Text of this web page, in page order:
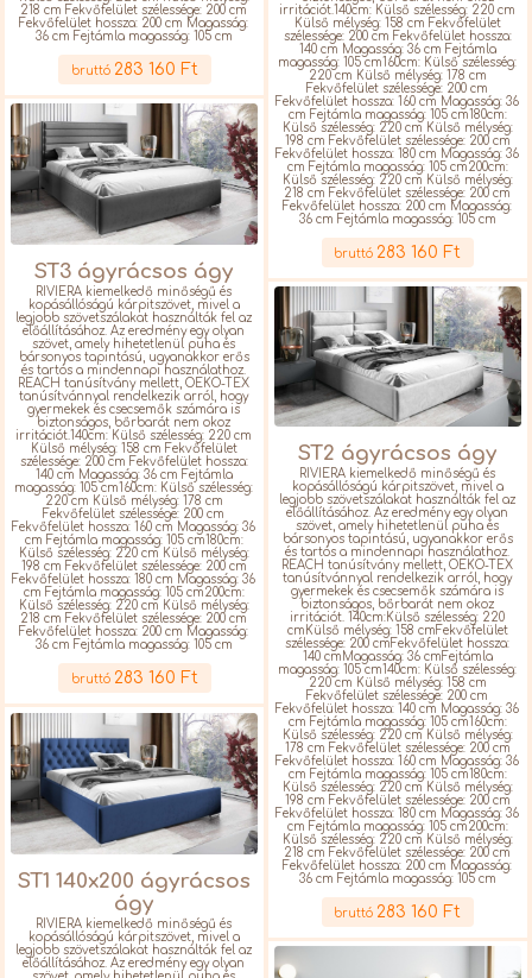
218 cm Fekvőfelület szélessége: 200 cm
Fekvőfelület hossza: 200 cm Magasság:
36 cm Fejtámla magasság: 105 cm
Részletek
bruttó 283 160 Ft
irritációt.140cm: Külső szélesség: 220 cm
Külső mélység: 158 cm Fekvőfelület
szélessége: 200 cm Fekvőfelület hossza:
140 cm Magasság: 36 cm Fejtámla
magasság: 105 cm160cm: Külső szélesség:
220 cm Külső mélység: 178 cm
Fekvőfelület szélessége: 200 cm
Fekvőfelület hossza: 160 cm Magasság: 36
cm Fejtámla magasság: 105 cm180cm:
Külső szélesség: 220 cm Külső mélység:
198 cm Fekvőfelület szélessége: 200 cm
Fekvőfelület hossza: 180 cm Magasság: 36
cm Fejtámla magasság: 105 cm200cm:
Külső szélesség: 220 cm Külső mélység:
218 cm Fekvőfelület szélessége: 200 cm
Fekvőfelület hossza: 200 cm Magasság:
36 cm Fejtámla magasság: 105 cm
Részletek
bruttó 283 160 Ft
ST3 ágyrácsos ágy
RIVIERA kiemelkedő minőségű és
kopásállóságú kárpitszövet, mivel a
legjobb szövetszálakat használták fel az
előállításához. Az eredmény egy olyan
szövet, amely hihetetlenül puha és
bársonyos tapintású, ugyanakkor erős
és tartós a mindennapi használathoz.
REACH tanúsítvány mellett, OEKO-TEX
tanúsítvánnyal rendelkezik arról, hogy
gyermekek és csecsemők számára is
biztonságos, bőrbarát nem okoz
irritációt.140cm: Külső szélesség: 220 cm
Külső mélység: 158 cm Fekvőfelület
szélessége: 200 cm Fekvőfelület hossza:
140 cm Magasság: 36 cm Fejtámla
magasság: 105 cm160cm: Külső szélesség:
220 cm Külső mélység: 178 cm
Fekvőfelület szélessége: 200 cm
Fekvőfelület hossza: 160 cm Magasság: 36
cm Fejtámla magasság: 105 cm180cm:
Külső szélesség: 220 cm Külső mélység:
198 cm Fekvőfelület szélessége: 200 cm
Fekvőfelület hossza: 180 cm Magasság: 36
cm Fejtámla magasság: 105 cm200cm:
Külső szélesség: 220 cm Külső mélység:
218 cm Fekvőfelület szélessége: 200 cm
Fekvőfelület hossza: 200 cm Magasság:
36 cm Fejtámla magasság: 105 cm
Részletek
bruttó 283 160 Ft
ST2 ágyrácsos ágy
RIVIERA kiemelkedő minőségű és
kopásállóságú kárpitszövet, mivel a
legjobb szövetszálakat használták fel az
előállításához. Az eredmény egy olyan
szövet, amely hihetetlenül puha és
bársonyos tapintású, ugyanakkor erős
és tartós a mindennapi használathoz.
REACH tanúsítvány mellett, OEKO-TEX
tanúsítvánnyal rendelkezik arról, hogy
gyermekek és csecsemők számára is
biztonságos, bőrbarát nem okoz
irritációt. 140cm:Külső szélesség: 220
cmKülső mélység: 158 cmFekvőfelület
szélessége: 200 cmFekvőfelület hossza:
140 cmMagasság: 36 cmFejtámla
magasság: 105 cm140cm: Külső szélesség:
220 cm Külső mélység: 158 cm
Fekvőfelület szélessége: 200 cm
Fekvőfelület hossza: 140 cm Magasság: 36
cm Fejtámla magasság: 105 cm160cm:
Külső szélesség: 220 cm Külső mélység:
178 cm Fekvőfelület szélessége: 200 cm
Fekvőfelület hossza: 160 cm Magasság: 36
cm Fejtámla magasság: 105 cm180cm:
Külső szélesség: 220 cm Külső mélység:
198 cm Fekvőfelület szélessége: 200 cm
Fekvőfelület hossza: 180 cm Magasság: 36
cm Fejtámla magasság: 105 cm200cm:
Külső szélesség: 220 cm Külső mélység:
218 cm Fekvőfelület szélessége: 200 cm
Fekvőfelület hossza: 200 cm Magasság:
36 cm Fejtámla magasság: 105 cm
Részletek
bruttó 283 160 Ft
ST1 140x200 ágyrácsos
ágy
RIVIERA kiemelkedő minőségű és
kopásállóságú kárpitszövet, mivel a
legjobb szövetszálakat használták fel az
előállításához. Az eredmény egy olyan